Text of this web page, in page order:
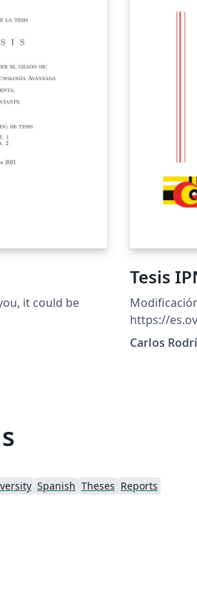
it could be
Tesis
https://
unam-
tesis del CIC
Carlos
Spanish Theses Reports